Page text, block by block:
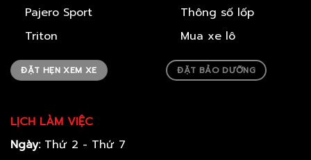
Pajero Sport
Triton
ĐẶT HẸN XEM XE
LỊCH LÀM VIỆC
Ngày:Thứ 2 - Thứ 7
Thông số lốp
Mua xe lô
ĐẶT BẢO DƯỠNG